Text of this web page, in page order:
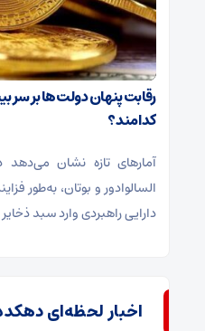
کدامند؟
آمارهای تازه نشان می‌دهد
السالوادور و بوتان، به‌طور
دارایی راهبردی وارد سبد
اخبار لحظه‌ای